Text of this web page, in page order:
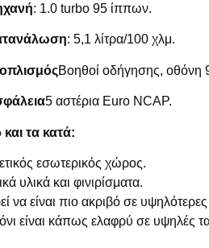
: 1.0 turbo 95 ίππων.
: 5,1 λίτρα/100 χλμ.
Βοηθοί οδήγησης, οθόνη
5 αστέρια Euro NCAP.
τα κατά:
εσωτερικός χώρος.
υλικά και φινιρίσματα.
να είναι πιο ακριβό σε υψηλότερες
είναι κάπως ελαφρύ σε υψηλές